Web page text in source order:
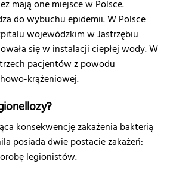
mają one miejsce w Polsce.
do wybuchu epidemii. W Polsce
wojewódzkim w Jastrzębiu
się w instalacji ciepłej wody. W
pacjentów z powodu
krążeniowej.
konsekwencję zakażenia bakterią
posiada dwie postacie zakażeń:
legionistów.